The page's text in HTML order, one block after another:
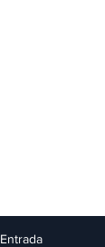
Entrada